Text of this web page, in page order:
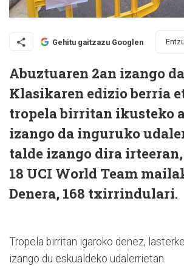
Gehitu gaitzazu Googlen
Abuztuaren 2an izango
Klasikaren edizio berria
tropela birritan ikusteko
izango da inguruko
talde izango dira
18 UCI World Team
Denera, 168 txirrindulari.
Tropela birritan igaroko denez,
izango du eskualdeko udalerrietan.